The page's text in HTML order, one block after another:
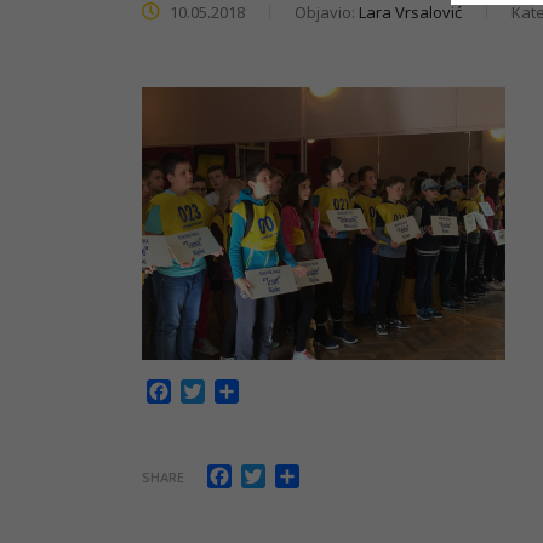
10.05.2018 Objavio: Lara Vrsalović
Facebook
Twitter
SHARE Facebook
Twitter